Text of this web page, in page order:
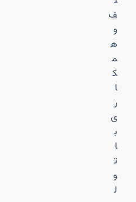
ف
و
ه
م
ک
ا
ر
ی
ب
ا
ت
و
ل